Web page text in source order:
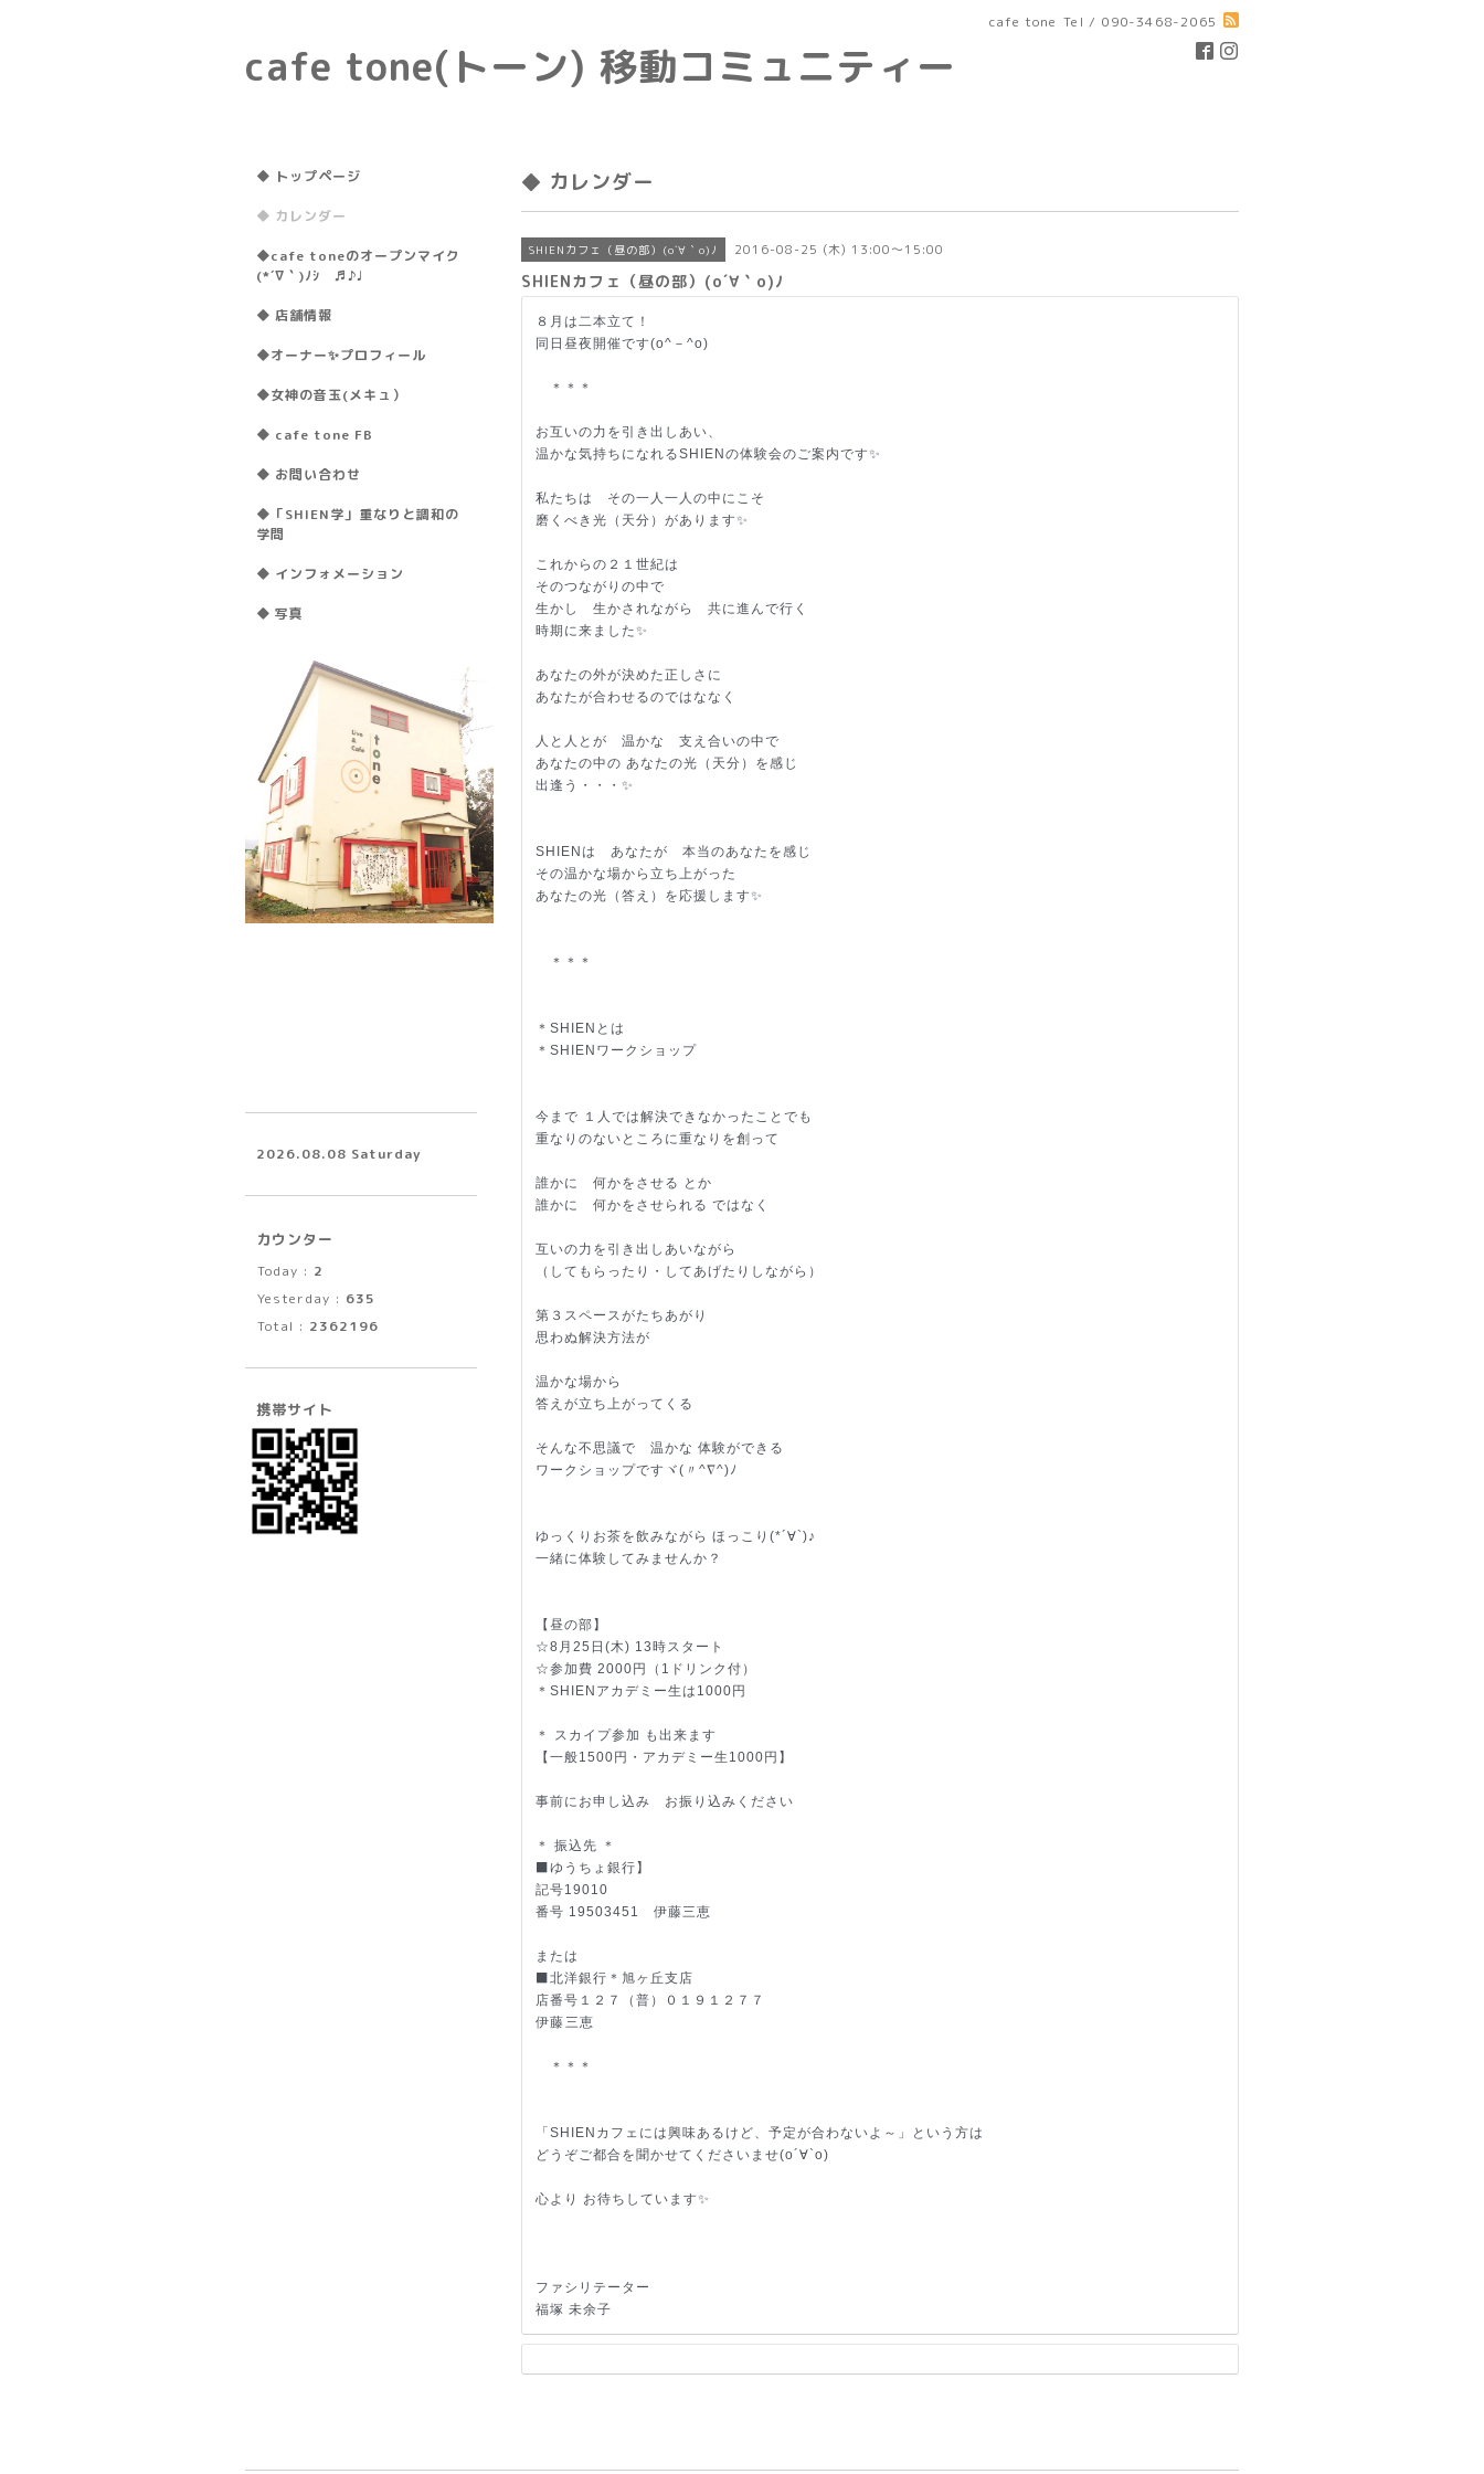
cafe tone Tel / 090-3468-2065
cafe tone(トーン) 移動コミュニティー
◆ カレンダー
SHIENカフェ（昼の部）(o´∀｀o)ﾉ 2016-08-25 (木) 13:00～15:00
SHIENカフェ（昼の部）(o´∀｀o)ﾉ
８月は二本立て！
同日昼夜開催です(o^－^o)
＊＊＊
お互いの力を引き出しあい、
温かな気持ちになれるSHIENの体験会のご案内です✨
私たちは その一人一人の中にこそ
磨くべき光（天分）があります✨
これからの２１世紀は
そのつながりの中で
生かし 生かされながら 共に進んで行く
時期に来ました✨
あなたの外が決めた正しさに
あなたが合わせるのではななく
人と人とが 温かな 支え合いの中で
あなたの中の あなたの光（天分）を感じ
出逢う・・・✨
SHIENは あなたが 本当のあなたを感じ
その温かな場から立ち上がった
あなたの光（答え）を応援します✨
＊＊＊
＊SHIENとは
＊SHIENワークショップ
今まで １人では解決できなかったことでも
重なりのないところに重なりを創って
誰かに 何かをさせる とか
誰かに 何かをさせられる ではなく
互いの力を引き出しあいながら
（してもらったり・してあげたりしながら）
第３スペースがたちあがり
思わぬ解決方法が
温かな場から
答えが立ち上がってくる
そんな不思議で 温かな 体験ができる
ワークショップですヾ(〃^∇^)ﾉ
ゆっくりお茶を飲みながら ほっこり(*´∀`)♪
一緒に体験してみませんか？
【昼の部】
☆8月25日(木) 13時スタート
☆参加費 2000円（1ドリンク付）
＊SHIENアカデミー生は1000円
＊ スカイプ参加 も出来ます
【一般1500円・アカデミー生1000円】
事前にお申し込み お振り込みください
＊ 振込先 ＊
⬛️ゆうちょ銀行】
記号19010
番号 19503451 伊藤三恵
または
⬛️北洋銀行＊旭ヶ丘支店
店番号１２７（普）０１９１２７７
伊藤三恵
＊＊＊
「SHIENカフェには興味あるけど、予定が合わないよ ～」という方は
どうぞご都合を聞かせてくださいませ(о´∀`о)
心より お待ちしています✨
ファシリテーター
福塚 未余子
◆ トップページ
◆ カレンダー
◆cafe toneのオープンマイク
(*´∇｀)ﾉｼ ♬♪♩
◆ 店舗情報
◆オーナー✨プロフィール
◆女神の音玉(メキュ）
◆ cafe tone FB
◆ お問い合わせ
◆「SHIEN学」重なりと調和の
学問
◆ インフォメーション
◆ 写真
2026.08.08 Saturday
カウンター
Today : 2
Yesterday : 635
Total : 2362196
携帯サイト